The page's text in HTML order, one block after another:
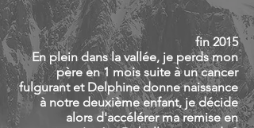
fin 2015
En plein dans la vallée, je perds mon
père en 1 mois suite à un cancer
fulgurant et Delphine donne naissance
à notre deuxième enfant, je décide
alors d'accélérer ma remise en